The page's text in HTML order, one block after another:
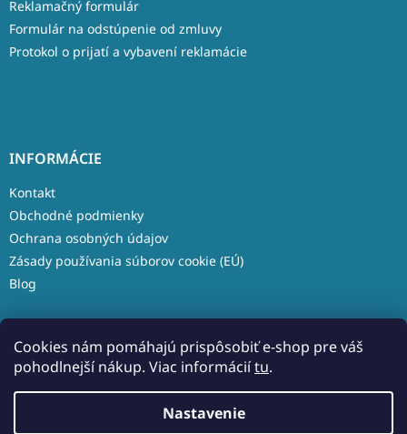
Cookies nám pomáhajú prispôsobiť e-shop pre váš
pohodlnejší nákup. Viac informáciítu.
Nastavenie
Reklamačný formulár
Formulár na odstúpenie od zmluvy
Protokol o prijatí a vybavení reklamácie
INFORMÁCIE
Kontakt
Obchodné podmienky
Ochrana osobných údajov
Zásady používania súborov cookie (EÚ)
Blog